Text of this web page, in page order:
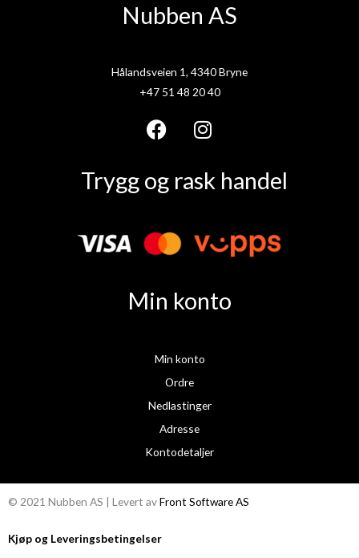
Nubben AS
Hålandsveien 1, 4340 Bryne
+47 51 48 20 40
F
c
b
o
I
n
s
g
m
Trygg og rask handel
Min konto
Min konto
Ordre
Nedlastinger
Adresse
Kontodetaljer
© 2021 Nubben AS | Levert avFront Software AS
Kjøp og Leveringsbetingelser